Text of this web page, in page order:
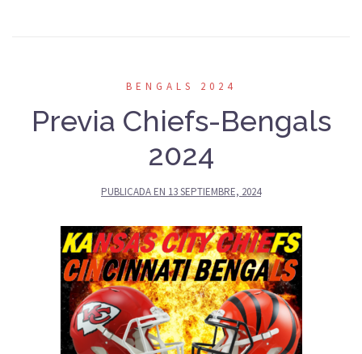
BENGALS 2024
Previa Chiefs-Bengals
2024
PUBLICADA EN 13 SEPTIEMBRE, 2024